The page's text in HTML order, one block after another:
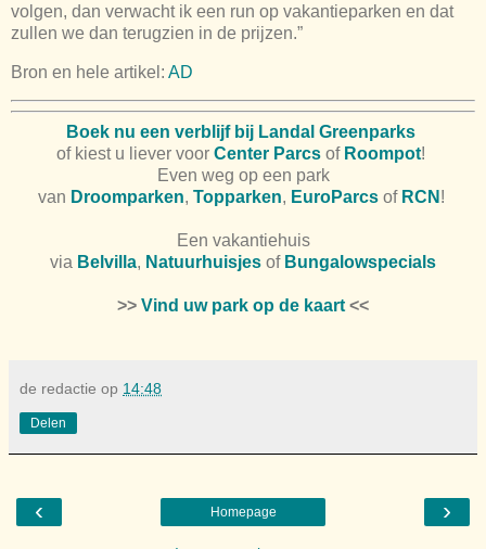
volgen, dan verwacht ik een run op vakantieparken en dat
zullen we dan terugzien in de prijzen.”
Bron en hele artikel: AD
Boek nu een verblijf bij Landal Greenparks
of kiest u liever voor Center Parcs of Roompot!
Even weg op een park
van Droomparken, Topparken, EuroParcsof RCN !
Een vakantiehuis
via Belvilla, Natuurhuisjes of Bungalowspecials
>> Vind uw park op de kaart <<
de redactie op 14:48
Delen
‹ ›
Homepage